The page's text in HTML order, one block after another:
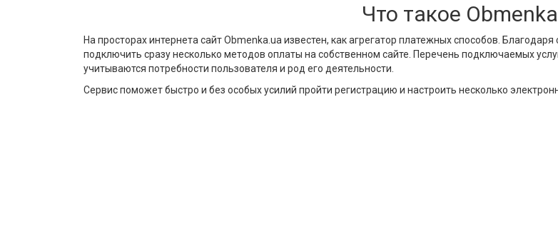
Что такое
На просторах интернета сайт Obmenka.ua известен, как агрегатор платежных способов.
подключить сразу несколько методов оплаты на собственном сайте. Перечень подключаемых
учитываются потребности пользователя и род его деятельности.
Сервис поможет быстро и без особых усилий пройти регистрацию и настроить несколько